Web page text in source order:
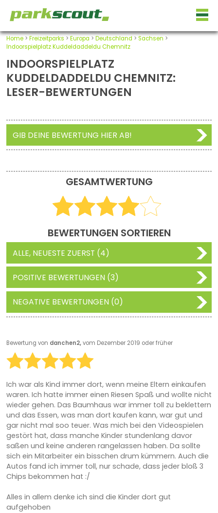
Home> Freizeitparks > Europa > Deutschland > Sachsen >
Indoorspielplatz Kuddeldaddeldu Chemnitz
INDOORSPIELPLATZ
KUDDELDADDELDU CHEMNITZ:
LESER-BEWERTUNGEN
GIB DEINE BEWERTUNG HIER AB!
GESAMTWERTUNG
BEWERTUNGEN SORTIEREN
ALLE, NEUESTE ZUERST (4)
POSITIVE BEWERTUNGEN (3)
NEGATIVE BEWERTUNGEN (0)
Bewertung von danchen2,vom Dezember 2019 oder früher
Ich war als Kind immer dort, wenn meine Eltern einkaufen
waren. Ich hatte immer einen Riesen Spaß und wollte nicht
wieder gehen. Das Baumhaus war immer toll zu beklettern
und das Essen, was man dort kaufen kann, war gut und
gar nicht mal soo teuer. Was mich bei den Videospielen
gestört hat, dass manche Kinder stundenlang davor
saßen und keine anderen rangelassen haben. Da sollte
sich ein Mitarbeiter ein bisschen drum kümmern. Auch die
Autos fand ich immer toll, nur schade, dass jeder bloß 3
Chips bekommen hat :/
Alles in allem denke ich sind die Kinder dort gut
aufgehoben